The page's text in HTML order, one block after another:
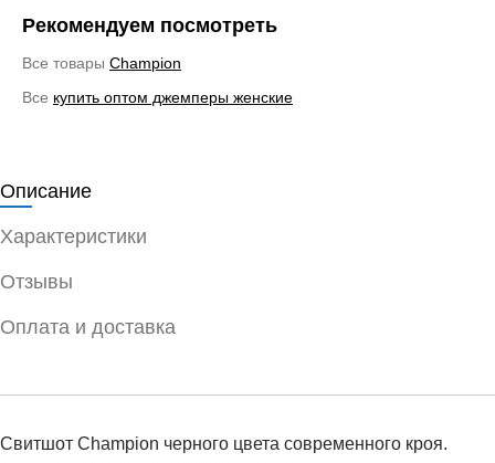
Рекомендуем посмотреть
Все товары Champion
Все купить оптом джемперы женские
Описание
Характеристики
Отзывы
Оплата и доставка
Свитшот Champion черного цвета современного кроя.